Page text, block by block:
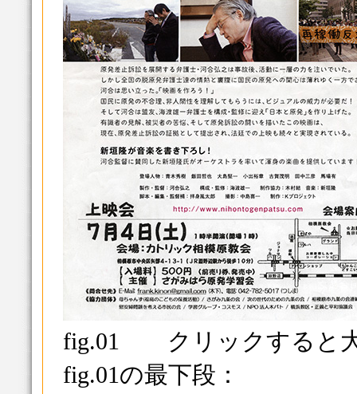
fig.01 クリックすると
fig.01の最下段：